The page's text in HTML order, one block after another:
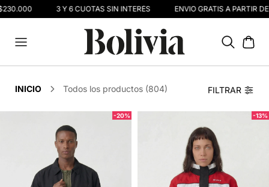
3 Y 6 CUOTAS SIN INTERÉS ENVIO GRATIS A PARTIR DE
FILTRAR
INICIO Todos los productos (804)
-20% -13%